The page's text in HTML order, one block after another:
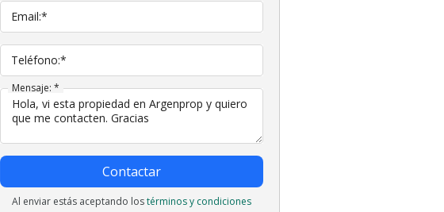
Email:*
Teléfono:*
Mensaje: *
Contactar
Al enviar estás aceptando lostérminos y condiciones